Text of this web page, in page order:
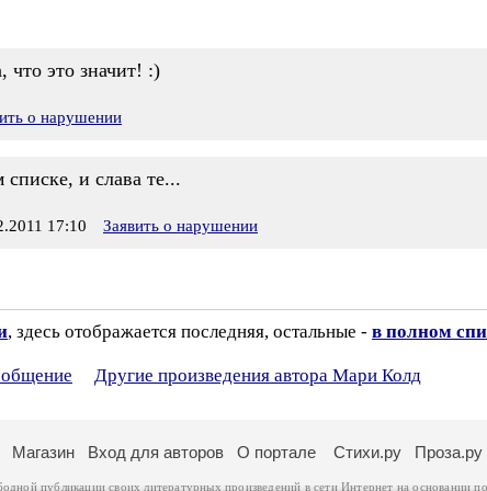
что это значит! :)
о нарушении
списке, и слава те...
17:10 Заявить о нарушении
, здесь отображается последняя, остальные - в полном
Другие произведения автора Мари Колд
Магазин Вход для авторов О портале Стихи.ру Проза.ру
публикации своих литературных произведений в сети Интернет на основании